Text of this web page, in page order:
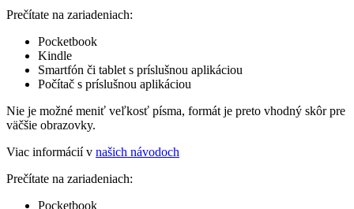
Prečítate na zariadeniach:
Pocketbook
Kindle
Smartfón či tablet s príslušnou aplikáciou
Počítač s príslušnou aplikáciou
Nie je možné meniť veľkosť písma, formát je preto vhodný skôr pre
väčšie obrazovky.
Viac informácií v našich návodoch
Prečítate na zariadeniach:
Pocketbook